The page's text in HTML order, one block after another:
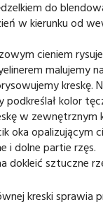
do
w kierunku od
cieniem
malujemy
kolor
w zewnętrznym
oka opalizującym
i dolne partie rzęs.
dokleić sztuczne
kreski